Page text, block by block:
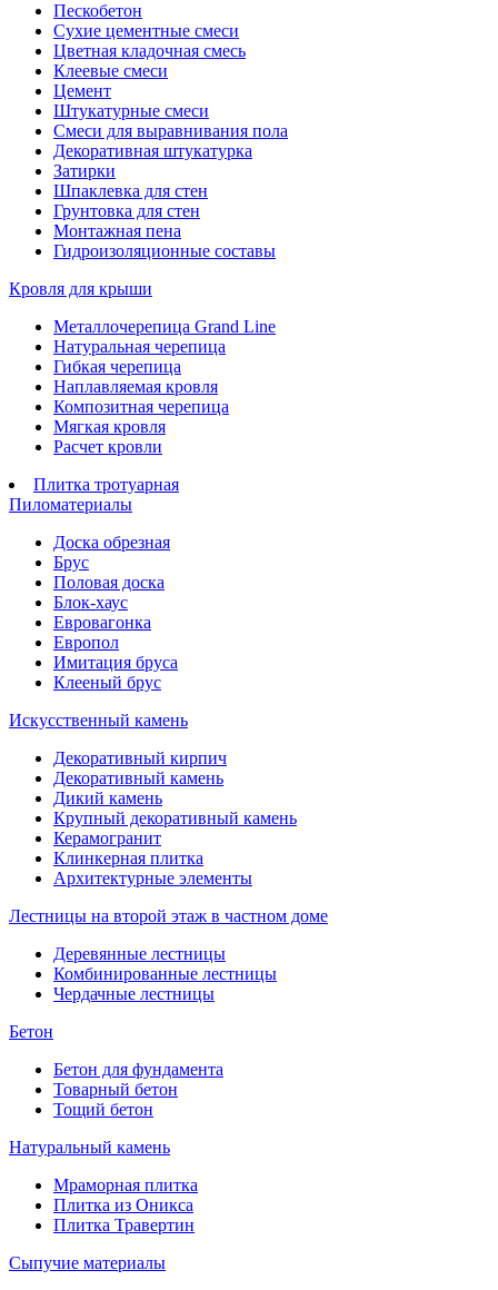
Пескобетон
Сухие цементные смеси
Цветная кладочная смесь
Клеевые смеси
Цемент
Штукатурные смеси
Смеси для выравнивания пола
Декоративная штукатурка
Затирки
Шпаклевка для стен
Грунтовка для стен
Монтажная пена
Гидроизоляционные составы
Кровля для крыши
Металлочерепица Grand Line
Натуральная черепица
Гибкая черепица
Наплавляемая кровля
Композитная черепица
Мягкая кровля
Расчет кровли
Плитка тротуарная
Пиломатериалы
Доска обрезная
Брус
Половая доска
Блок-хаус
Евровагонка
Европол
Имитация бруса
Клееный брус
Искусственный камень
Декоративный кирпич
Декоративный камень
Дикий камень
Крупный декоративный камень
Керамогранит
Клинкерная плитка
Архитектурные элементы
Лестницы на второй этаж в частном доме
Деревянные лестницы
Комбинированные лестницы
Чердачные лестницы
Бетон
Бетон для фундамента
Товарный бетон
Тощий бетон
Натуральный камень
Мраморная плитка
Плитка из Оникса
Плитка Травертин
Сыпучие материалы